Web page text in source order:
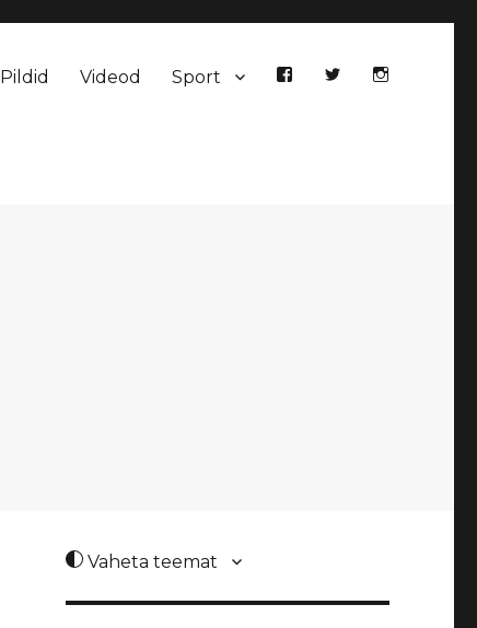
Pildid Videod Sport
Vaheta teemat